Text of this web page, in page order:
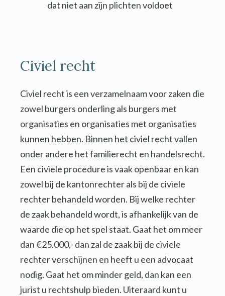
dat niet aan zijn plichten voldoet
Civiel recht
Civiel recht is een verzamelnaam voor zaken die
zowel burgers onderling als burgers met
organisaties en organisaties met organisaties
kunnen hebben. Binnen het civiel recht vallen
onder andere het familierecht en handelsrecht.
Een civiele procedure is vaak openbaar en kan
zowel bij de kantonrechter als bij de civiele
rechter behandeld worden. Bij welke rechter
de zaak behandeld wordt, is afhankelijk van de
waarde die op het spel staat. Gaat het om meer
dan €25.000,- dan zal de zaak bij de civiele
rechter verschijnen en heeft u een advocaat
nodig. Gaat het om minder geld, dan kan een
jurist u rechtshulp bieden. Uiteraard kunt u